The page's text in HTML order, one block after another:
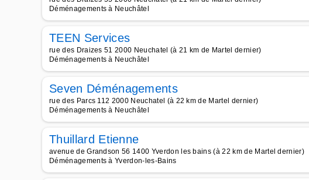
Déménagements à Neuchâtel
TEEN Services
rue des Draizes 51 2000 Neuchatel (à 21 km de Martel dernier)
Déménagements à Neuchâtel
Seven Déménagements
rue des Parcs 112 2000 Neuchatel (à 22 km de Martel dernier)
Déménagements à Neuchâtel
Thuillard Etienne
avenue de Grandson 56 1400 Yverdon les bains (à 22 km de Martel dernier)
Déménagements à Yverdon-les-Bains